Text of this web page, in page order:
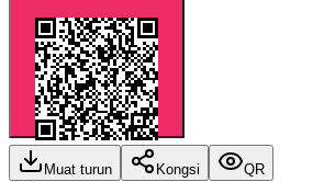
Muat turun Kongsi QR